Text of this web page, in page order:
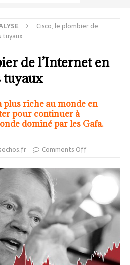
Cisco, le plombier de
tuyaux
de l’Internet en
tuyaux
plus riche au monde en
pour continuer à
dominé par les Gafa.
Comments Off